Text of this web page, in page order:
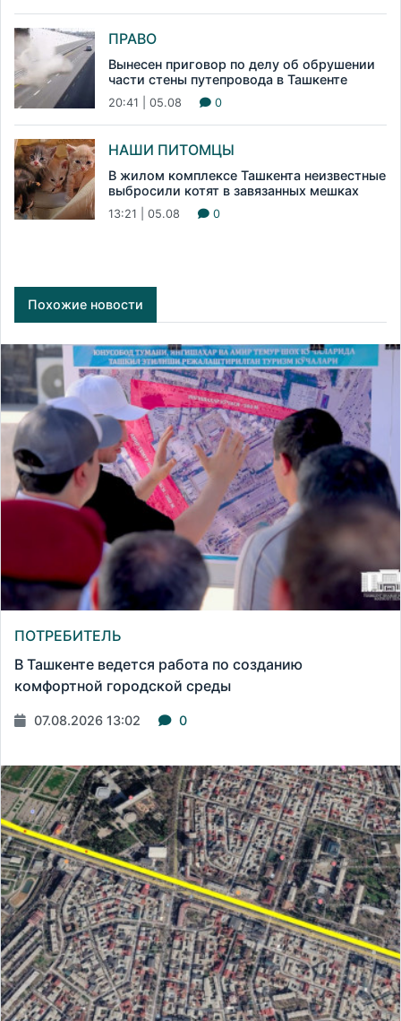
ПРАВО
Вынесен приговор по делу об обрушении
части стены путепровода в Ташкенте
20:41 | 05.08 0
НАШИ ПИТОМЦЫ
В жилом комплексе Ташкента неизвестные
выбросили котят в завязанных мешках
13:21 | 05.08 0
Похожие новости
ПОТРЕБИТЕЛЬ
В Ташкенте ведется работа по созданию
комфортной городской среды
07.08.2026 13:02 0